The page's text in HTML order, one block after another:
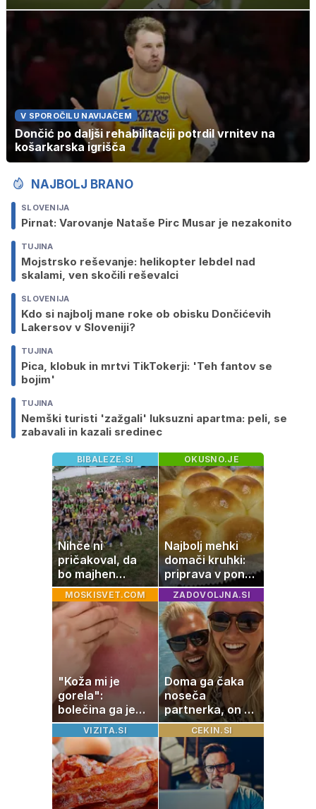
V SPOROČILU NAVIJAČEM
Dončić po daljši rehabilitaciji potrdil vrnitev na
košarkarska igrišča
NAJBOLJ BRANO
SLOVENIJA
Pirnat: Varovanje Nataše Pirc Musar je nezakonito
TUJINA
Mojstrsko reševanje: helikopter lebdel nad
skalami, ven skočili reševalci
SLOVENIJA
Kdo si najbolj mane roke ob obisku Dončićevih
Lakersov v Sloveniji?
TUJINA
Pica, klobuk in mrtvi TikTokerji: 'Teh fantov se
bojim'
TUJINA
Nemški turisti 'zažgali' luksuzni apartma: peli, se
zabavali in kazali sredinec
BIBALEZE.SI
Nihče ni
pričakoval, da
bo majhen
projekt postal
ena najlepših
zgodb Zasavja
OKUSNO.JE
Najbolj mehki
domači kruhki:
priprava v ponvi
je trik za popoln
rezultat
MOSKISVET.COM
"Koža mi je
gorela":
bolečina ga je
priklenila na
posteljo
ZADOVOLJNA.SI
Doma ga čaka
noseča
partnerka, on pa
dopustuje z
drugo
VIZITA.SI CEKIN.SI